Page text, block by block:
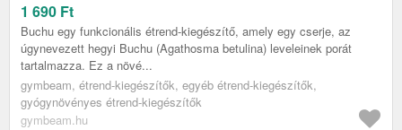
1 690 Ft
Buchu egy funkcionális étrend-kiegészítő, amely egy cserje, az
úgynevezett hegyi Buchu (Agathosma betulina) leveleinek porát
tartalmazza. Ez a növé...
gymbeam, étrend-kiegészítők, egyéb étrend-kiegészítők,
gyógynövényes étrend-kiegészítők
gymbeam.hu